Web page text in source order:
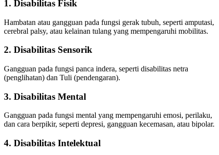
1. Disabilitas Fisik
Hambatan atau gangguan pada fungsi gerak tubuh, seperti amputasi,
cerebral palsy, atau kelainan tulang yang mempengaruhi mobilitas.
2. Disabilitas Sensorik
Gangguan pada fungsi panca indera, seperti disabilitas netra
(penglihatan) dan Tuli (pendengaran).
3. Disabilitas Mental
Gangguan pada fungsi mental yang mempengaruhi emosi, perilaku,
dan cara berpikir, seperti depresi, gangguan kecemasan, atau bipolar.
4. Disabilitas Intelektual